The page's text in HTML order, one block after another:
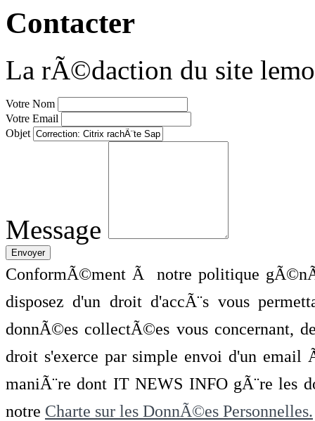
Contacter
La rÃ©daction du site
Votre Nom
Votre Email
Objet
Message
ConformÃ©ment Ã notre politique
disposez d'un droit d'accÃ¨s vous
donnÃ©es collectÃ©es vous concernant,
droit s'exerce par simple envoi d'un
maniÃ¨re dont IT NEWS INFO gÃ¨re les
notre Charte sur les DonnÃ©es Personnelles.